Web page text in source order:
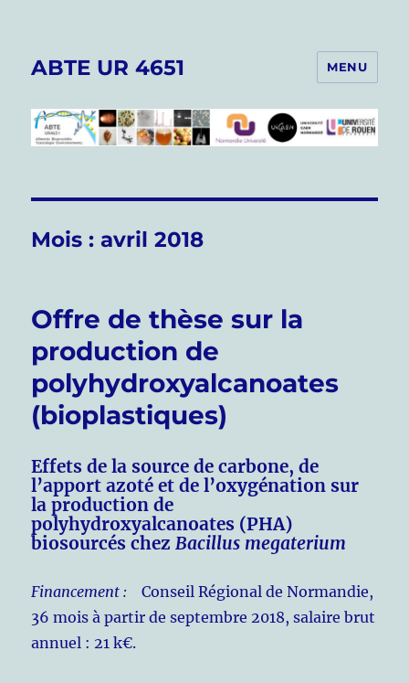
ABTE UR 4651 MENU
Mois :avril 2018
Offre de thèse sur la
production de
polyhydroxyalcanoates
(bioplastiques)
Effets de la source de carbone, de
l’apport azoté et de l’oxygénation sur
la productionde
polyhydroxyalcanoates (PHA)
biosourcés chezBacillus megaterium
Financement : Conseil Régional de Normandie,
36 mois à partir de septembre 2018, salaire brut
annuel : 21 k€.